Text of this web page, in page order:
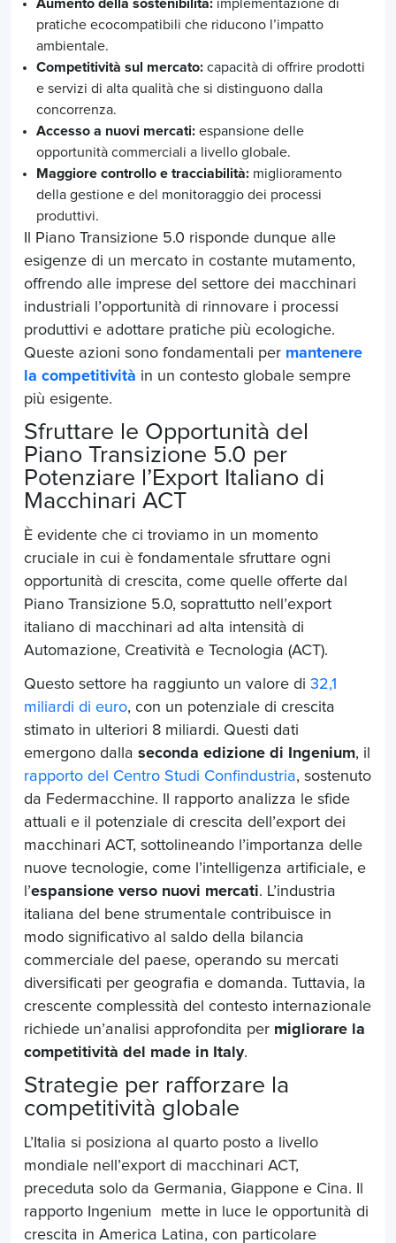
Aumento della sostenibilità: implementazione di
pratiche ecocompatibili che riducono l’impatto
ambientale.
Competitività sul mercato: capacità di offrire prodotti
e servizi di alta qualità che si distinguono dalla
concorrenza.
Accesso a nuovi mercati: espansione delle
opportunità commerciali a livello globale.
Maggiore controllo e tracciabilità: miglioramento
della gestione e del monitoraggio dei processi
produttivi.
Il Piano Transizione 5.0 risponde dunque alle
esigenze di un mercato in costante mutamento,
offrendo alle imprese del settore dei macchinari
industriali l’opportunità di rinnovare i processi
produttivi e adottare pratiche più ecologiche.
Queste azioni sono fondamentali per mantenere
la competitività in un contesto globale sempre
più esigente.
Sfruttare le Opportunità del
Piano Transizione 5.0 per
Potenziare l’Export Italiano di
Macchinari ACT
È evidente che ci troviamo in un momento
cruciale in cui è fondamentale sfruttare ogni
opportunità di crescita, come quelle offerte dal
Piano Transizione 5.0, soprattutto nell’export
italiano di macchinari ad alta intensità di
Automazione, Creatività e Tecnologia (ACT).
Questo settore ha raggiunto un valore di 32,1
miliardi di euro, con un potenziale di crescita
stimato in ulteriori 8 miliardi. Questi dati
emergono dalla seconda edizione di Ingenium, il
rapporto del Centro Studi Confindustria, sostenuto
da Federmacchine. Il rapporto analizza le sfide
attuali e il potenziale di crescita dell’export dei
macchinari ACT, sottolineando l’importanza delle
nuove tecnologie, come l’intelligenza artificiale, e
l’espansione verso nuovi mercati. L’industria
italiana del bene strumentale contribuisce in
modo significativo al saldo della bilancia
commerciale del paese, operando su mercati
diversificati per geografia e domanda. Tuttavia, la
crescente complessità del contesto internazionale
richiede un’analisi approfondita per migliorare la
competitività del made in Italy.
Strategie per rafforzare la
competitività globale
L’Italia si posiziona al quarto posto a livello
mondiale nell’export di macchinari ACT,
preceduta solo da Germania, Giappone e Cina. Il
rapporto Ingenium mette in luce le opportunità di
crescita in America Latina, con particolare